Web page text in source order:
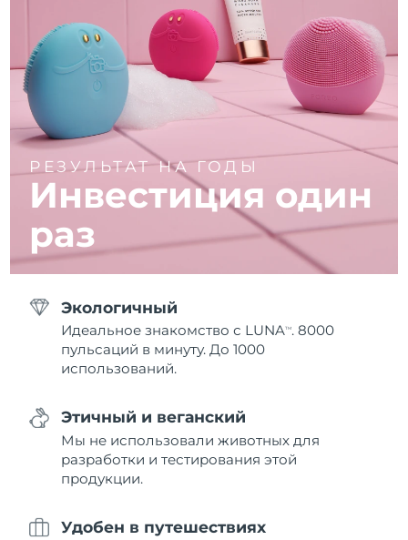
РЕЗУЛЬТАТ НА ГОДЫ
Инвестиция один
раз
Экологичный
Идеальное знакомство с LUNATM . 8000
пульсаций в минуту. До 1000
использований.
Этичный и веганский
Мы не использовали животных для
разработки и тестирования этой
продукции.
Удобен в путешествиях